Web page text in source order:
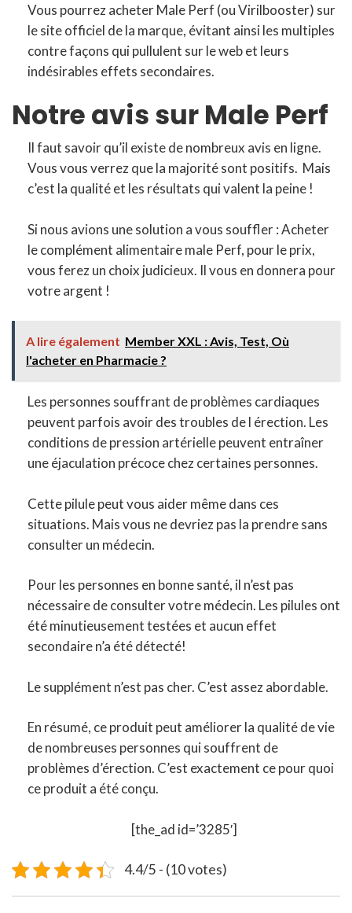
Vous pourrez acheter Male Perf (ou Virilbooster) sur
le site officiel de la marque, évitant ainsi les multiples
contre façons qui pullulent sur le web et leurs
indésirables effets secondaires.
Notre avis sur Male Perf
Il faut savoir qu’il existe de nombreux avis en ligne.
Vous vous verrez que la majorité sont positifs. Mais
c’est la qualité et les résultats qui valent la peine !
Si nous avions une solution a vous souffler : Acheter
le complément alimentaire male Perf, pour le prix,
vous ferez un choix judicieux. Il vous en donnera pour
votre argent !
A lire également Member XXL : Avis, Test, Où
l'acheter en Pharmacie ?
Les personnes souffrant de problèmes cardiaques
peuvent parfois avoir des troubles de l érection. Les
conditions de pression artérielle peuvent entraîner
une éjaculation précoce chez certaines personnes.
Cette pilule peut vous aider même dans ces
situations. Mais vous ne devriez pas la prendre sans
consulter un médecin.
Pour les personnes en bonne santé, il n’est pas
nécessaire de consulter votre médecin. Les pilules ont
été minutieusement testées et aucun effet
secondaire n’a été détecté!
Le supplément n’est pas cher. C’est assez abordable.
En résumé, ce produit peut améliorer la qualité de vie
de nombreuses personnes qui souffrent de
problèmes d’érection. C’est exactement ce pour quoi
ce produit a été conçu.
[the_ad id=’3285′]
4.4/5 - (10 votes)